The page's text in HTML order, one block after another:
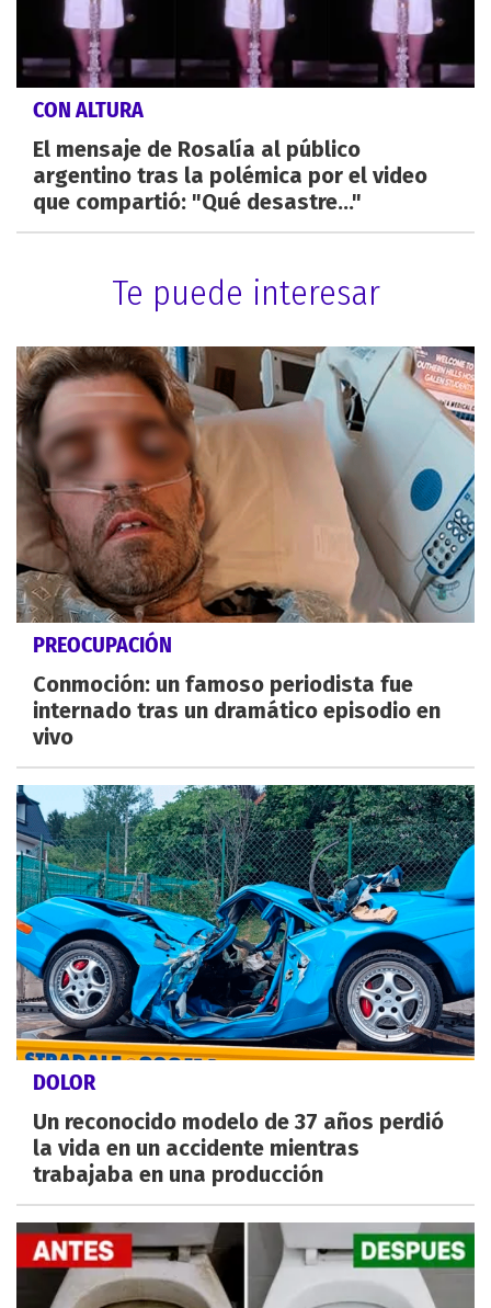
CON ALTURA
El mensaje de Rosalía al público
argentino tras la polémica por el video
que compartió: "Qué desastre..."
Te puede interesar
PREOCUPACIÓN
Conmoción: un famoso periodista fue
internado tras un dramático episodio en
vivo
DOLOR
Un reconocido modelo de 37 años perdió
la vida en un accidente mientras
trabajaba en una producción